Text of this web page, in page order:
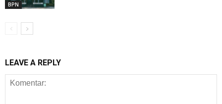
BPN
LEAVE A REPLY